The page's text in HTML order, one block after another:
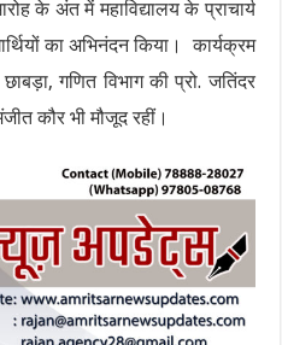
के अंत में महाविद्यालय के प्राचार्य
का अभिनंदन किया। कार्यक्रम
छाबड़ा, गणित विभाग की प्रो. जतिंदर
कौर भी मौजूद रहीं।